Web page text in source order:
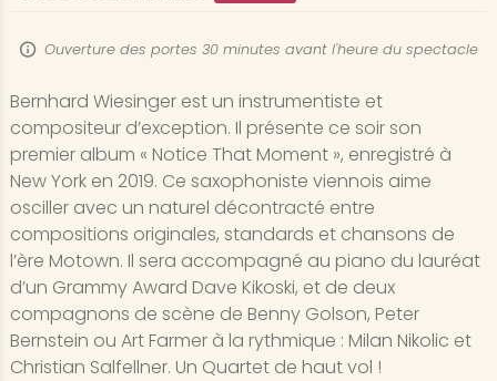
Ouverture des portes 30 minutes avant l'heure du spectacle
Bernhard Wiesinger est un instrumentiste et
compositeur d’exception. Il présente ce soir son
premier album « Notice That Moment », enregistré à
New York en 2019. Ce saxophoniste viennois aime
osciller avec un naturel décontracté entre
compositions originales, standards et chansons de
l’ère Motown. Il sera accompagné au piano du lauréat
d’un Grammy Award Dave Kikoski, et de deux
compagnons de scène de Benny Golson, Peter
Bernstein ou Art Farmer à la rythmique : Milan Nikolic et
Christian Salfellner. Un Quartet de haut vol !